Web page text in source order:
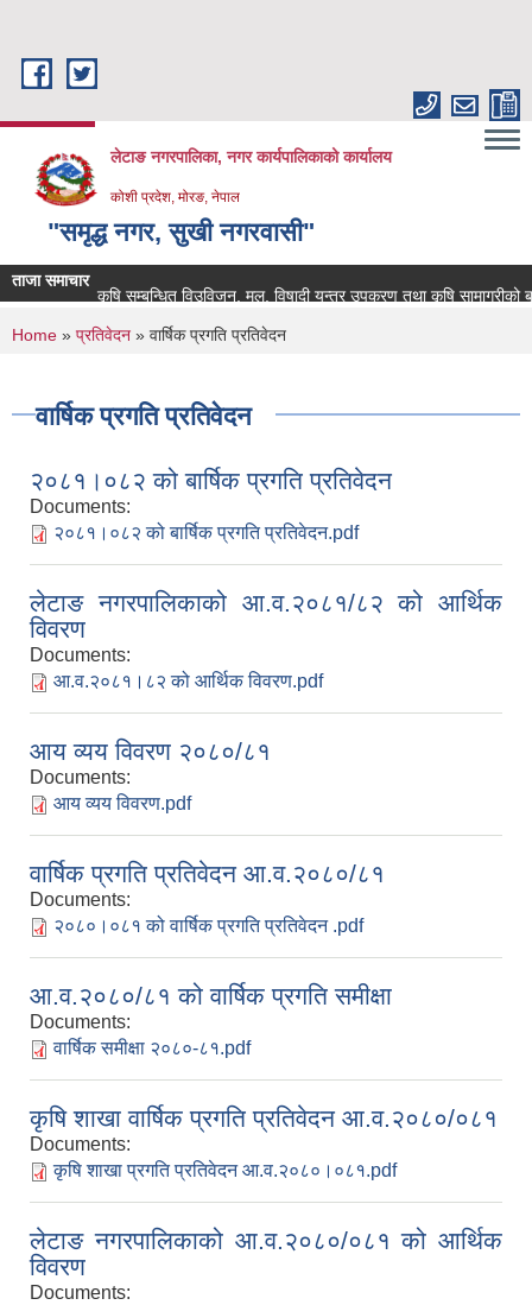
लेटाङ नगरपालिका, नगर कार्यपालिकाको कार्यालय
कोशी प्रदेश, मोरङ, नेपाल
"समृद्ध नगर, सुखी नगरवासी"
ताजा समाचार
कृषि सम्बन्धित विउविजन, मल, विषादी यन्त्र उपकरण तथा कृषि सामाग्रीको बजार
You are here
Home » प्रतिवेदन » वार्षिक प्रगति प्रतिवेदन
वार्षिक प्रगति प्रतिवेदन
२०८१।०८२ को बार्षिक प्रगति प्रतिवेदन
Documents:
२०८१।०८२ को बार्षिक प्रगति प्रतिवेदन.pdf
लेटाङ नगरपालिकाको आ.व.२०८१/८२ को आर्थिक
विवरण
Documents:
आ.व.२०८१।८२ को आर्थिक विवरण.pdf
आय व्यय विवरण २०८०/८१
Documents:
आय व्यय विवरण.pdf
वार्षिक प्रगति प्रतिवेदन आ.व.२०८०/८१
Documents:
२०८०।०८१ को वार्षिक प्रगति प्रतिवेदन .pdf
आ.व.२०८०/८१ को वार्षिक प्रगति समीक्षा
Documents:
वार्षिक समीक्षा २०८०-८१.pdf
कृषि शाखा वार्षिक प्रगति प्रतिवेदन आ.व.२०८०/०८१
Documents:
कृषि शाखा प्रगति प्रतिवेदन आ.व.२०८०।०८१.pdf
लेटाङ नगरपालिकाको आ.व.२०८०/०८१ को आर्थिक
विवरण
Documents: